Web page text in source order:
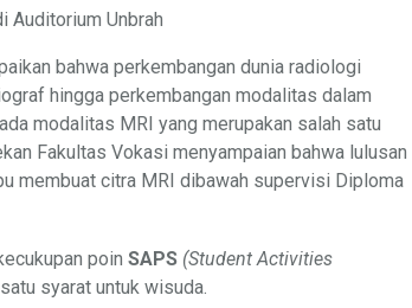
Auditorium Unbrah
bahwa perkembangan dunia radiologi
hingga perkembangan modalitas dalam
modalitas MRI yang merupakan salah satu
Fakultas Vokasi menyampaian bahwa lulusan
membuat citra MRI dibawah supervisi Diploma
poin SAPS (Student Activities
syarat untuk wisuda.